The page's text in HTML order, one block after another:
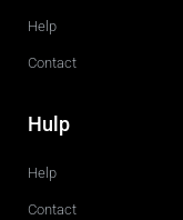
Help
Contact
Hulp
Help
Contact